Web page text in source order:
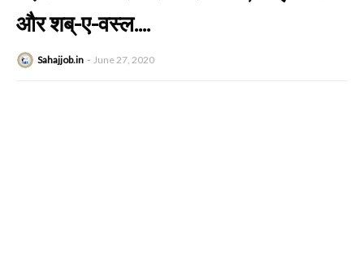
और शब्-ए-वस्ल....
Sahajjob.in June 27, 2020